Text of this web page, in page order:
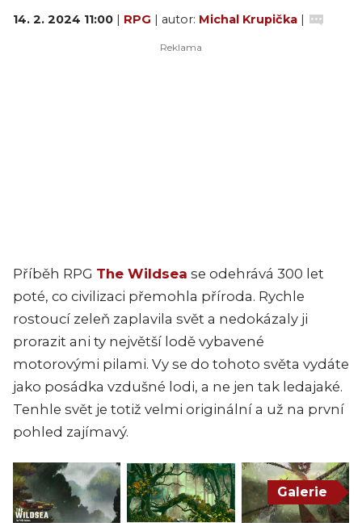
14. 2. 2024 11:00 | RPG | autor: Michal Krupička |
Příběh RPG The Wildsea se odehrává 300 let
poté, co civilizaci přemohla příroda. Rychle
rostoucí zeleň zaplavila svět a nedokázaly ji
prorazit ani ty největší lodě vybavené
motorovými pilami. Vy se do tohoto světa vydáte
jako posádka vzdušné lodi, a ne jen tak ledajaké.
Tenhle svět je totiž velmi originální a už na první
pohled zajímavý.
Galerie